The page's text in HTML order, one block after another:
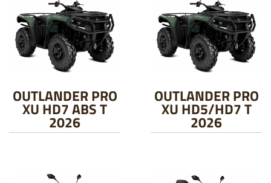
OUTLANDER PRO
XU HD7 ABS T
2026
OUTLANDER PRO
XU HD5/HD7 T
2026